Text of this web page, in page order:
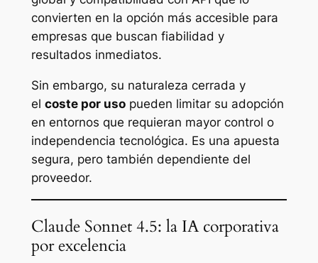
convierten en la opción más accesible para
empresas que buscan fiabilidad y
resultados inmediatos.
Sin embargo, su naturaleza cerrada y
el coste por usopueden limitar su adopción
en entornos que requieran mayor control o
independencia tecnológica. Es una apuesta
segura, pero también dependiente del
proveedor.
Claude Sonnet 4.5: la IA corporativa
por excelencia